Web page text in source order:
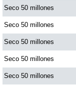
Seco 50 millones
Seco 50 millones
Seco 50 millones
Seco 50 millones
Seco 50 millones